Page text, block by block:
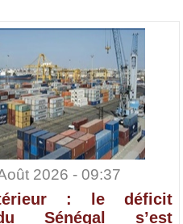
2026 - 09:37
: le déficit
Sénégal s’est